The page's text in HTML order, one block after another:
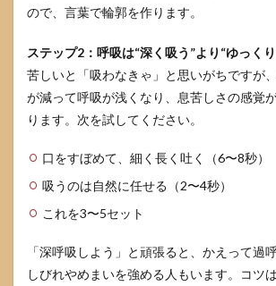
6.3
行・
地下
トン
ネル
に怖
いの
はな
受診
する
と何
ので、言葉で輪郭を作ります。
ステップ2：呼吸は“深く吸う”より“ゆっく
苦しいと「吸わなきゃ」と思いがちですが
が減って呼吸が浅くなり、息苦しさの感覚
ります。次を試してください。
口をすぼめて、細く長く吐く（6〜8秒）
吸うのは自然に任せる（2〜4秒）
これを3〜5セット
「深呼吸しよう」と頑張ると、かえって過
しびれやめまいを強める人もいます。コツ